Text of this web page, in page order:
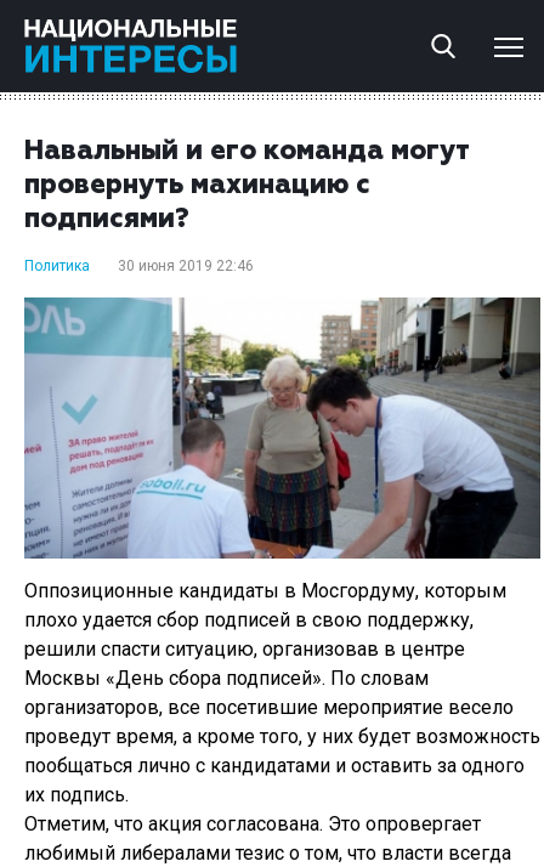
Навальный и его команда могут
провернуть махинацию с
подписями?
Политика 30 июня 2019 22:46
Оппозиционные кандидаты в Мосгордуму, которым
плохо удается сбор подписей в свою поддержку,
решили спасти ситуацию, организовав в центре
Москвы «День сбора подписей». По словам
организаторов, все посетившие мероприятие весело
проведут время, а кроме того, у них будет возможность
пообщаться лично с кандидатами и оставить за одного
их подпись.
Отметим, что акция согласована. Это опровергает
любимый либералами тезис о том, что власти всегда